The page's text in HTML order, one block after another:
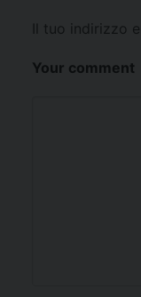
Il tuo indirizzo
Your comment